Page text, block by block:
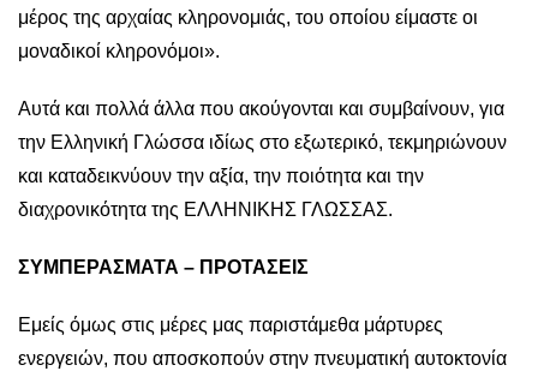
μέρος της αρχαίας κληρονομιάς, του οποίου είμαστε οι
μοναδικοί κληρονόμοι».
Αυτά και πολλά άλλα που ακούγονται και συμβαίνουν, για
την Ελληνική Γλώσσα ιδίως στο εξωτερικό, τεκμηριώνουν
και καταδεικνύουν την αξία, την ποιότητα και την
διαχρονικότητα της ΕΛΛΗΝΙΚΗΣ ΓΛΩΣΣΑΣ.
ΣΥΜΠΕΡΑΣΜΑΤΑ – ΠΡΟΤΑΣΕΙΣ
Εμείς όμως στις μέρες μας παριστάμεθα μάρτυρες
ενεργειών, που αποσκοπούν στην πνευματική αυτοκτονία